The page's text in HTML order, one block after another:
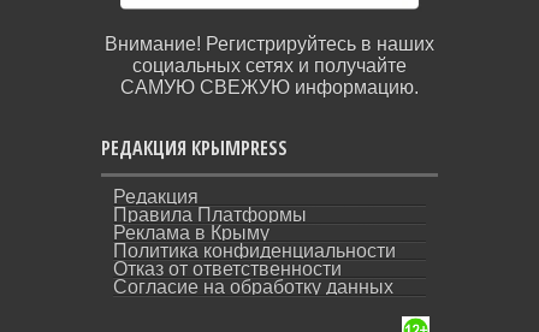
Внимание! Регистрируйтесь в наших
социальных сетях и получайте
САМУЮ СВЕЖУЮ информацию.
РЕДАКЦИЯ КРЫМPRESS
Редакция
Правила Платформы
Реклама в Крыму
Политика конфиденциальности
Отказ от ответственности
Согласие на обработку данных